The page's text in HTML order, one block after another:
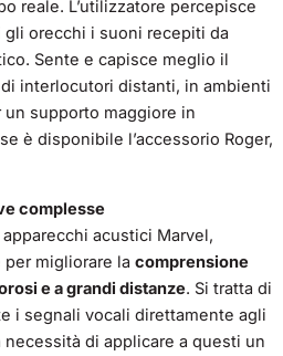
reale. L’utilizzatore percepisce
orecchi i suoni recepiti da
Sente e capisce meglio il
interlocutori distanti, in ambienti
supporto maggiore in
è disponibile l’accessorio Roger,
complesse
acustici Marvel,
migliorare la comprensione
e a grandi distanze. Si tratta di
i segnali vocali direttamente agli
di applicare a questi un